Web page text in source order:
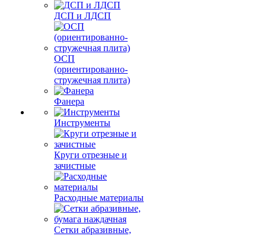
ДСП и ЛДСП
ОСП
(ориентированно-
стружечная плита)
Фанера
Инструменты
Круги отрезные и
зачистные
Расходные материалы
Сетки абразивные,